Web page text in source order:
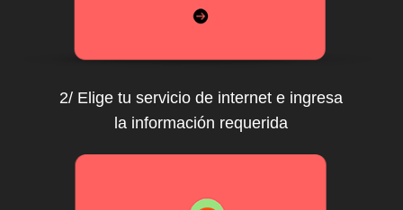
2/ Elige tu servicio de internet e ingresa
la información requerida